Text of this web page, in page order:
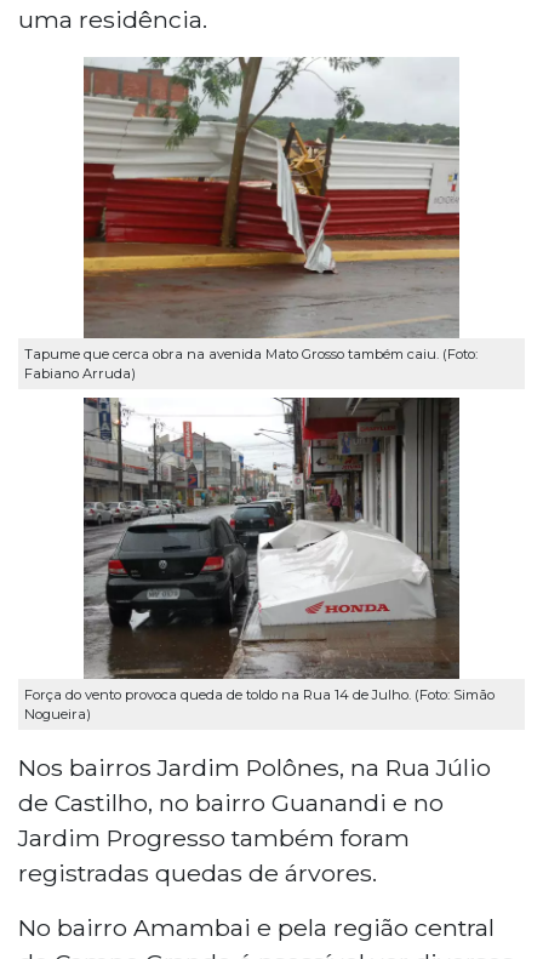
uma residência.
Tapume que cerca obra na avenida Mato Grosso também caiu. (Foto:
Fabiano Arruda)
Força do vento provoca queda de toldo na Rua 14 de Julho. (Foto: Simão
Nogueira)
Nos bairros Jardim Polônes, na Rua Júlio
de Castilho, no bairro Guanandi e no
Jardim Progresso também foram
registradas quedas de árvores.
No bairro Amambai e pela região central